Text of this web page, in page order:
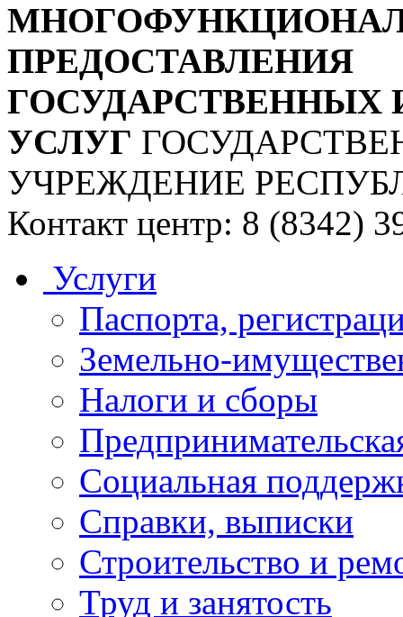
ПРЕДОСТАВЛЕНИЯ
УСЛУГ
УЧРЕЖДЕНИЕ
Контакт центр: 8 (8342)
Услуги
Паспорта,
Земельно-
Налоги и сборы
Социальная
Справки, выписки
Строительство и
Труд и занятость